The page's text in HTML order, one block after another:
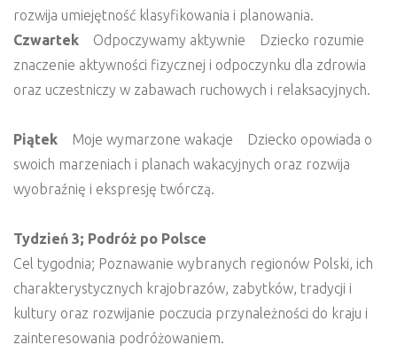
rozwija umiejętność klasyfikowania i planowania.
Czwartek Odpoczywamy aktywnie Dziecko rozumie
znaczenie aktywności fizycznej i odpoczynku dla zdrowia
oraz uczestniczy w zabawach ruchowych i relaksacyjnych.
Piątek
Moje wymarzone wakacje Dziecko opowiada o
swoich marzeniach i planach wakacyjnych oraz rozwija
wyobraźnię i ekspresję twórczą.
Tydzień 3; Podróż po Polsce
Cel tygodnia; Poznawanie wybranych regionów Polski, ich
charakterystycznych krajobrazów, zabytków, tradycji i
kultury oraz rozwijanie poczucia przynależności do kraju i
zainteresowania podróżowaniem.